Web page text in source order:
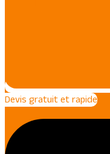
Devis gratuit et rapide